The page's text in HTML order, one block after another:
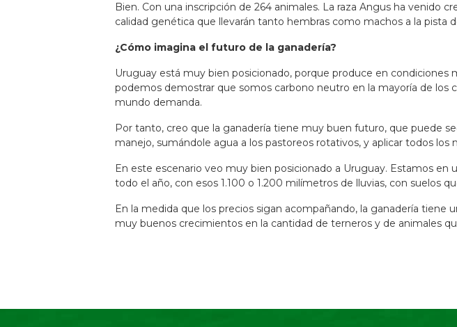
Bien. Con una inscripción de 264 animales. La raza Angus ha venido
calidad genética que llevarán tanto hembras como machos a la pista
¿Cómo imagina el futuro de la ganadería?
Uruguay está muy bien posicionado, porque produce en
podemos demostrar que somos carbono neutro en la mayoría de los
mundo demanda.
Por tanto, creo que la ganadería tiene muy buen futuro, que puede
manejo, sumándole agua a los pastoreos rotativos, y aplicar todos
En este escenario veo muy bien posicionado a Uruguay. Estamos
todo el año, con esos 1.100 o 1.200 milímetros de lluvias, con suelos
En la medida que los precios sigan acompañando, la ganadería
muy buenos crecimientos en la cantidad de terneros y de animales